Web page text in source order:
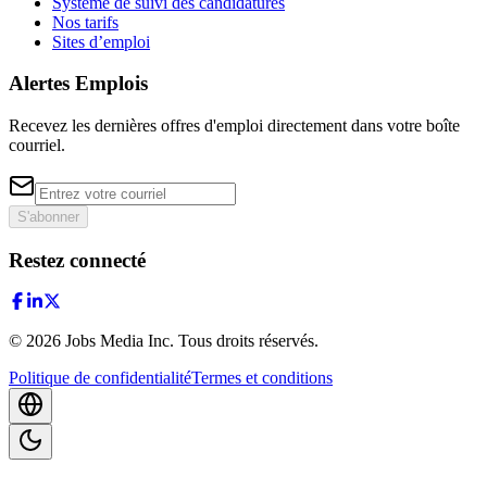
Nos tarifs
Sites d’emploi
Alertes Emplois
Recevez les dernières offres d'emploi directement dans votre boîte
courriel.
S'abonner
Restez connecté
© 2026 Jobs Media Inc. Tous droits réservés.
Politique de confidentialitéTermes et conditions